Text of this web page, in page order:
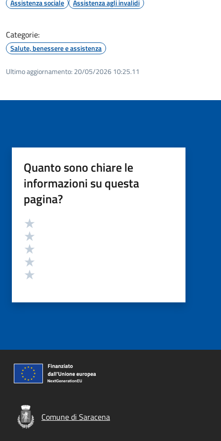
Assistenza sociale Assistenza agli invalidi
Categorie:
Salute, benessere e assistenza
Ultimo aggiornamento: 20/05/2026 10:25.11
Quanto sono chiare le
informazioni su questa
pagina?
Valutazione
Comune di Saracena